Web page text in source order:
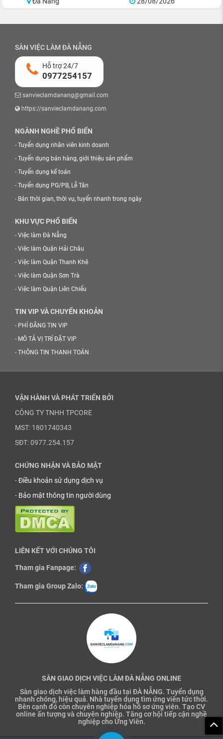
SÀN VIỆC LÀM ĐÀ NẴNG
Hỗ trợ 24/7
0977254157
sanvieclamdanang@gmail.com
https://sanvieclamdanang.com
NGÀNH NGHỀ PHỔ BIẾN
- Tuyển dụng nhân viên kinh doanh
- Tuyển dụng bán hàng, giới thiệu sản phẩm
- Tuyển dụng kế toán
- Tuyển dụng PG/PB, Lễ Tân
- Bán thời gian, thời vụ, tuyển nhanh trong ngày
KHU VỰC PHỔ BIẾN
- Việc làm Đà Nẵng
- Việc làm Quận Hải Châu
- Việc làm Quận Thanh Khê
- Việc làm Quận Sơn Trà
- Việc làm Quận Liên Chiểu
TIN VIP VÀ CHUYỂN KHOẢN
- PHÍ ĐĂNG TIN VIP
- MÔ TẢ VỊ TRÍ ĐẶT VIP
- THÔNG TIN THANH TOÁN
VẬN HÀNH VÀ PHÁT TRIỂN BỞI
CÔNG TY TNHH TPCORE
MST: 1801740343
SĐT: 0977.254.157
CHỨNG NHẬN VÀ BẢO MẬT
-Điều khoản sử dụng dịch vụ
- Bảo mật thông tin người dùng
LIÊN KẾT VỚI CHÚNG TÔI
Tham gia Fanpage:
Tham gia Group Zalo:
SÀN GIAO DỊCH VIỆC LÀM ĐÀ NẴNG ONLINE
Sàn giao dịch việc làm hàng đầu tại ĐÀ NẴNG. Tuyển dụng
nhanh chóng, hiệu quả. Nhà tuyển dụng tìm ứng viên tức thời.
Bên cạnh đó còn chuyên nghiệp hóa hồ sơ ứng viên. Tạo CV
online ấn tượng và chuyên nghiệp. Tăng cơ hội tiếp cận nghề
nghiệp cho Ứng Viên.